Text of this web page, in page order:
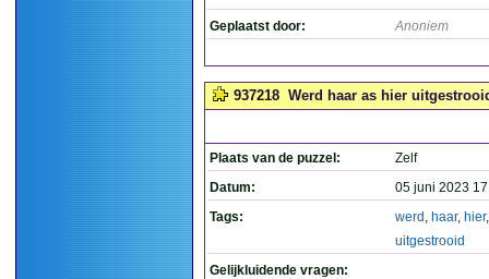
Geplaatst door: Anoniem
937218 Werd haar as hier
Plaats van de puzzel:
Zelf
Datum:
05 juni 2023
Tags:
werd , haar, hier,
uitgestrooid
Gelijkluidende vragen: